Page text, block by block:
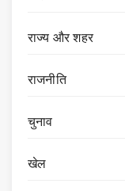
राज्य और शहर
राजनीति
चुनाव
खेल